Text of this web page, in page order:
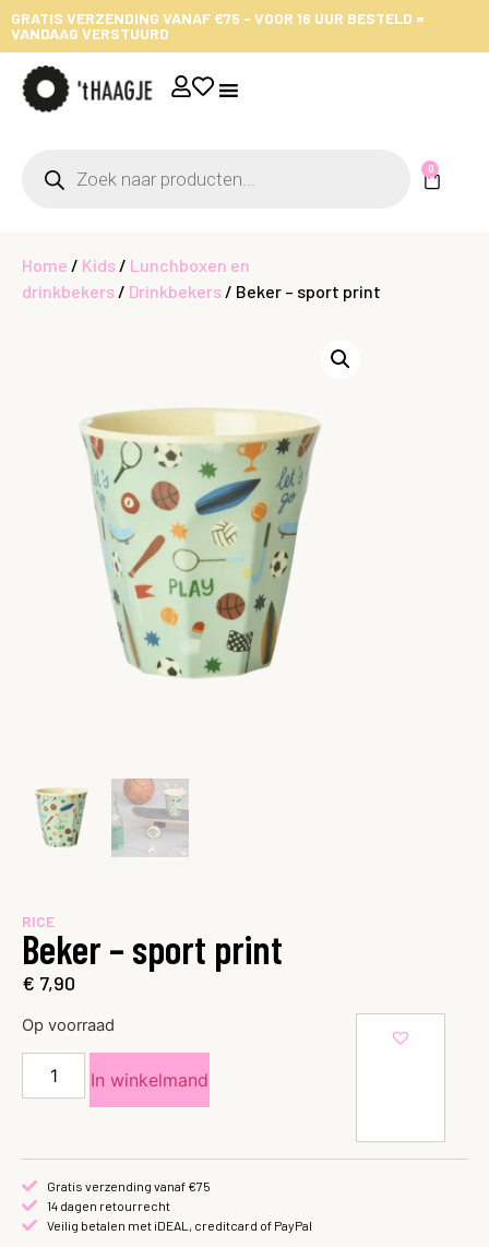
GRATIS VERZENDING VANAF €75 - VOOR 16 UUR BESTELD =
VANDAAG VERSTUURD
0
Home / Kids / Lunchboxen en
drinkbekers / Drinkbekers / Beker – sport print
RICE
Beker – sport print
€ 7,90
Op voorraad
In winkelmand
Gratis verzending vanaf €75
14 dagen retourrecht
Veilig betalen met iDEAL, creditcard of PayPal